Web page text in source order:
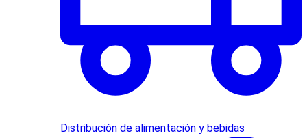
Distribución de alimentación y bebidas